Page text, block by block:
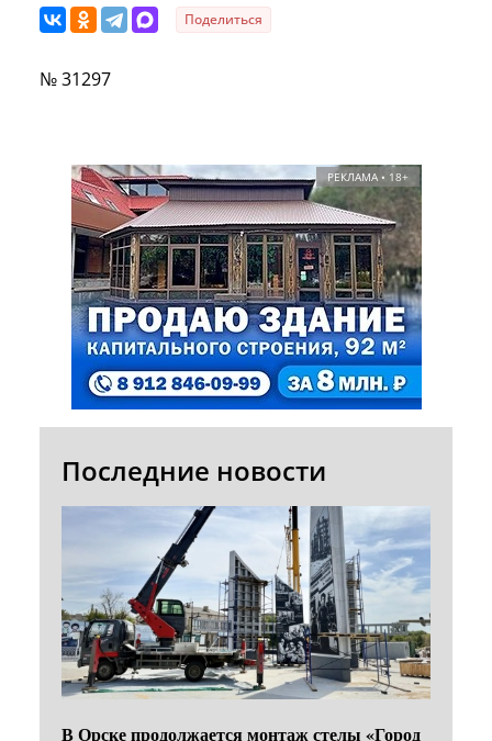
Поделиться
№ 31297
РЕКЛАМА • 18+
Последние новости
В Орске продолжается монтаж стелы «Город